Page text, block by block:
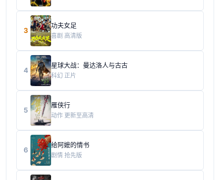
3
功夫女足
喜剧 高清版
4
星球大战：曼达洛人与古古
科幻 正片
5
雁侠行
动作 更新至高清
6
给阿嬷的情书
剧情 抢先版